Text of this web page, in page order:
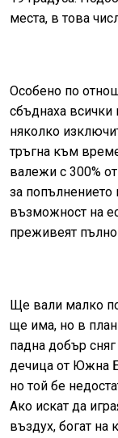
места, в това
Особено по
сбъднаха
няколко
тръгна към
валежи с 300%
за попълнението
възможност на
преживеят
Ще вали малко
ще има, но в
падна добър
дечица от Южна
но той бе
Ако искат да
въздух, богат на